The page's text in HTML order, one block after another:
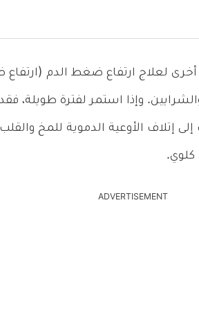
أخرى لعلاج ارتفاع ضغط الدم
وإذا استمر لفترة طويلة،
الأوعية الدموية للمخ والقلب
ADVERTISEMENT